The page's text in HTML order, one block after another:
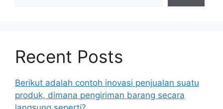
Recent Posts
Berikut adalah contoh inovasi penjualan suatu
produk, dimana pengiriman barang secara